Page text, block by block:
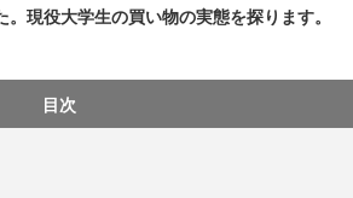
現役大学生の買い物の実態を探ります。
目次